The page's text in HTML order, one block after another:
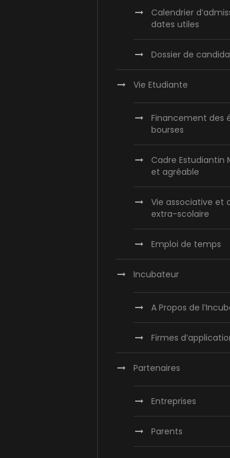
Calendrier
dates utiles
Dossier de
Vie Etudiante
Financement des
bourses
Cadre Estudiantin
et agréable
Vie associative et
extra-scolaire
Emploi de temps
Incubateur
A Propos de
Firmes
Partenaires
Entreprises
Parents